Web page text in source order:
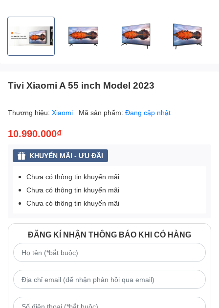
Tivi Xiaomi A 55 inch Model 2023
Thương hiệu: Xiaomi Mã sản phẩm: Đang cập nhật
10.990.000₫
KHUYẾN MÃI - ƯU ĐÃI
Chưa có thông tin khuyến mãi
Chưa có thông tin khuyến mãi
Chưa có thông tin khuyến mãi
ĐĂNG KÍ NHẬN THÔNG BÁO KHI CÓ HÀNG